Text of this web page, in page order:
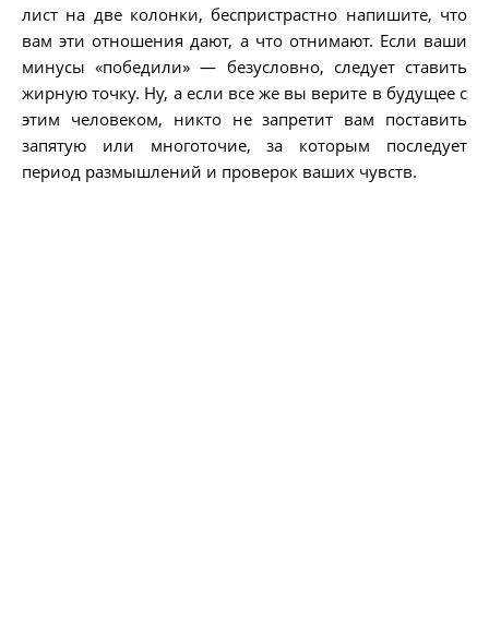
лист на две колонки, беспристрастно напишите, что
вам эти отношения дают, а что отнимают. Если ваши
минусы «победили» — безусловно, следует ставить
жирную точку. Ну, а если все же вы верите в будущее с
этим человеком, никто не запретит вам поставить
запятую или многоточие, за которым последует
период размышлений и проверок ваших чувств.